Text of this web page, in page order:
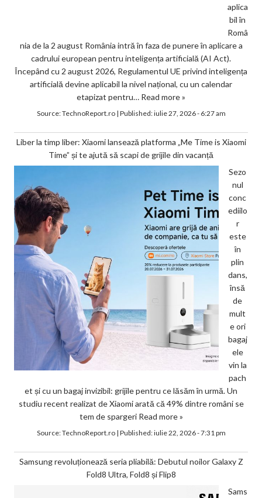
aplica
bil în
Româ
nia de la 2 august România intră în faza de punere în aplicare a
cadrului european pentru inteligența artificială (AI Act).
Începând cu 2 august 2026, Regulamentul UE privind inteligența
artificială devine aplicabil la nivel național, cu un calendar
etapizat pentru… Read more »
Source:TechnoReport.ro| Published:iulie 27, 2026 - 6:27 am
Liber la timp liber: Xiaomi lansează platforma „Me Time is Xiaomi
Time” și te ajută să scapi de grijile din vacanță
Sezo
nul
conc
ediilo
r
este
în
plin
dans,
însă
de
mult
e ori
bagaj
ele
vin la
pach
et și cu un bagaj invizibil: grijile pentru ce lăsăm în urmă. Un
studiu recent realizat de Xiaomi arată că 49% dintre români se
tem de spargeri Read more »
Source:TechnoReport.ro| Published:iulie 22, 2026 - 7:31 pm
Samsung revoluționează seria pliabilă: Debutul noilor Galaxy Z
Fold8 Ultra, Fold8 și Flip8
Sams